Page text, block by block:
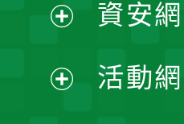
選
單
開
選
開
資安
活動